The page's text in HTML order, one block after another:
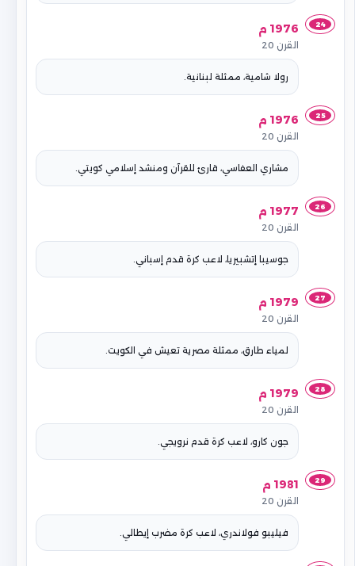
24 1976 م
القرن 20
رولا شامية، ممثلة لبنانية.
25 1976 م
القرن 20
مشاري العفاسي، قارئ للقرآن ومنشد إسلامي كويتي.
26 1977 م
القرن 20
جوسيبا إتشبيريا، لاعب كرة قدم إسباني.
27 1979 م
القرن 20
لمياء طارق، ممثلة مصرية تعيش في الكويت.
28 1979 م
القرن 20
جون كارو، لاعب كرة قدم نرويجي.
29 1981 م
القرن 20
فيليبو فولاندري، لاعب كرة مضرب إيطالي.